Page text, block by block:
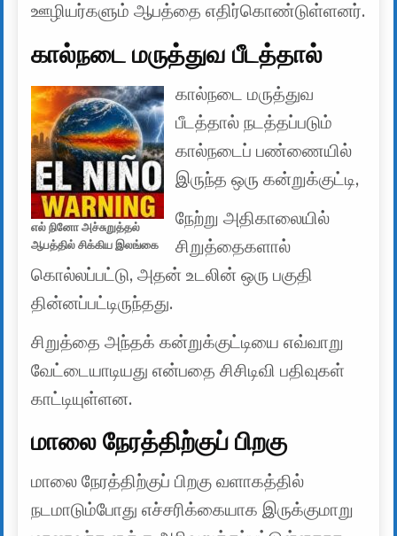
ஊழியர்களும் ஆபத்தை எதிர்கொண்டுள்ளனர்.
கால்நடை மருத்துவ பீடத்தால்
எல் நினோ அச்சுறுத்தல்
ஆபத்தில் சிக்கிய இலங்கை
கால்நடை மருத்துவ
பீடத்தால் நடத்தப்படும்
கால்நடைப் பண்ணையில்
இருந்த ஒரு கன்றுக்குட்டி,
நேற்று அதிகாலையில்
சிறுத்தைகளால்
கொல்லப்பட்டு, அதன் உடலின் ஒரு பகுதி
தின்னப்பட்டிருந்தது.
சிறுத்தை அந்தக் கன்றுக்குட்டியை எவ்வாறு
வேட்டையாடியது என்பதை சிசிடிவி பதிவுகள்
காட்டியுள்ளன.
மாலை நேரத்திற்குப் பிறகு
மாலை நேரத்திற்குப் பிறகு வளாகத்தில்
நடமாடும்போது எச்சரிக்கையாக இருக்குமாறு